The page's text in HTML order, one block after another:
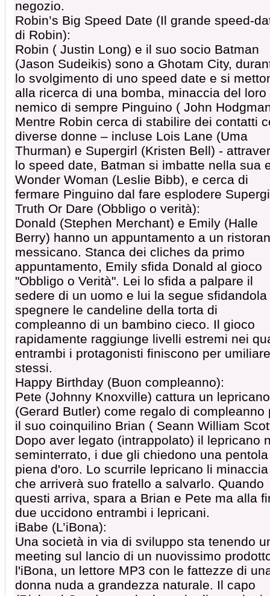
negozio.
Robin’s Big Speed Date (Il grande speed-
di Robin):
Robin ( Justin Long) e il suo socio Batman
(Jason Sudeikis) sono a Ghotam City,
lo svolgimento di uno speed date e si
alla ricerca di una bomba, minaccia del loro
nemico di sempre Pinguino ( John
Mentre Robin cerca di stabilire dei contatti
diverse donne – incluse Lois Lane (Uma
Thurman) e Supergirl (Kristen Bell) -
lo speed date, Batman si imbatte nella sua
Wonder Woman (Leslie Bibb), e cerca di
fermare Pinguino dal fare esplodere
Truth Or Dare (Obbligo o verità):
Donald (Stephen Merchant) e Emily (Halle
Berry) hanno un appuntamento a un
messicano. Stanca dei cliches da primo
appuntamento, Emily sfida Donald al gioco
"Obbligo o Verità". Lei lo sfida a palpare il
sedere di un uomo e lui la segue sfidandola
spegnere le candeline della torta di
compleanno di un bambino cieco. Il gioco
rapidamente raggiunge livelli estremi nei
entrambi i protagonisti finiscono per
stessi.
Happy Birthday (Buon compleanno):
Pete (Johnny Knoxville) cattura un lepricano
(Gerard Butler) come regalo di compleanno
il suo coinquilino Brian ( Seann William
Dopo aver legato (intrappolato) il lepricano
seminterrato, i due gli chiedono una pentola
piena d'oro. Lo scurrile lepricano li minaccia
che arriverà suo fratello a salvarlo. Quando
questi arriva, spara a Brian e Pete ma alla
due uccidono entrambi i lepricani.
iBabe (L’iBona):
Una società in via di sviluppo sta tenendo
meeting sul lancio di un nuovissimo
l'iBona, un lettore MP3 con le fattezze di
donna nuda a grandezza naturale. Il capo